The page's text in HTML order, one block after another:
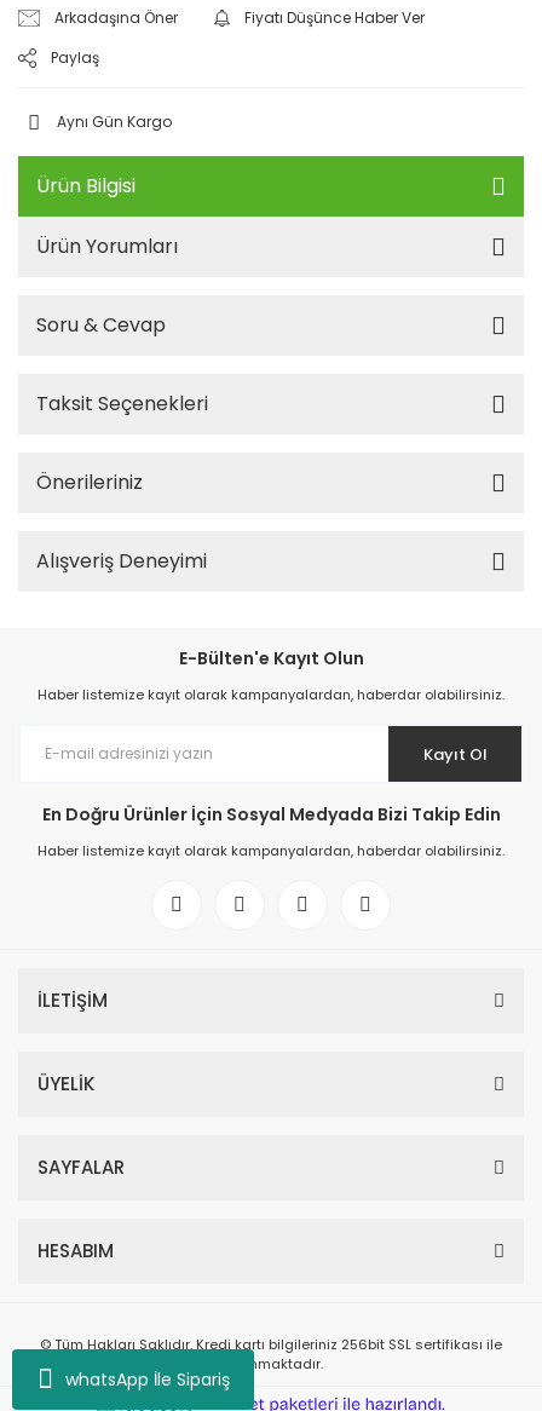
whatsApp İle Sipariş
Arkadaşına Öner
Fiyatı Düşünce Haber Ver
Paylaş
Aynı Gün Kargo
Ürün Bilgisi
Ürün Yorumları
Soru & Cevap
Taksit Seçenekleri
Önerileriniz
Alışveriş Deneyimi
E-Bülten'e Kayıt Olun
Haber listemize kayıt olarak kampanyalardan, haberdar olabilirsiniz.
Kayıt Ol
En Doğru Ürünler İçin Sosyal Medyada Bizi Takip Edin
Haber listemize kayıt olarak kampanyalardan, haberdar olabilirsiniz.
İLETİŞİM
ÜYELİK
SAYFALAR
HESABIM
© Tüm Hakları Saklıdır. Kredi kartı bilgileriniz 256bit SSL sertifikası ile
korunmaktadır.
e-